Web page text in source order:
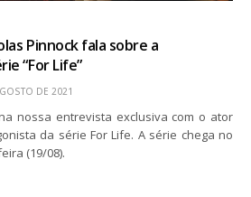
Pinnock fala sobre a
“For Life”
DE 2021
nossa entrevista exclusiva com o ator
da série For Life. A série chega no
(19/08).